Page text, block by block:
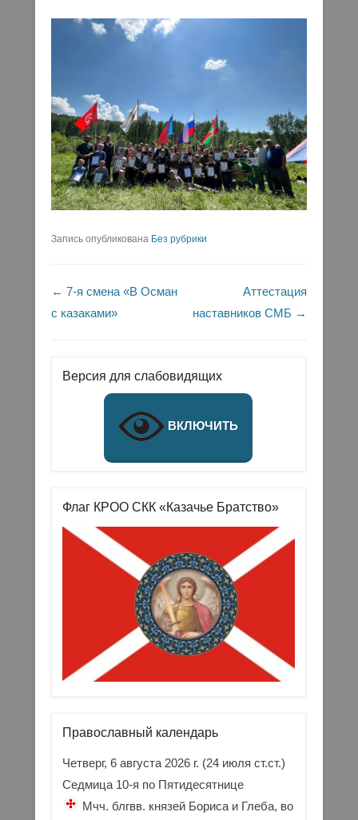
Запись опубликована Без рубрики
Навигация по записям
← 7-я смена «В Осман
с казаками»
Аттестация
наставников СМБ →
Версия для слабовидящих
ВКЛЮЧИТЬ
Флаг КРОО СКК «Казачье Братство»
Православный календарь
Четверг, 6 августа 2026 г. (24 июля ст.ст.)
Седмица 10-я по Пятидесятнице
Мчч. блгвв. князей Бориса и Глеба, во